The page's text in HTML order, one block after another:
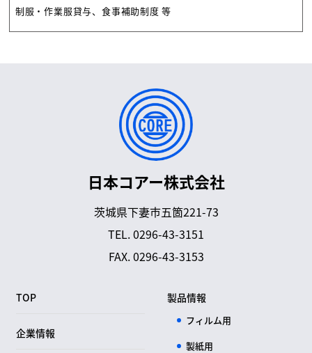
制服・作業服貸与、食事補助制度 等
日本コアー株式会社
茨城県下妻市五箇221-73
TEL.0296-43-3151
FAX. 0296-43-3153
TOP
企業情報
製品情報
フィルム用
製紙用